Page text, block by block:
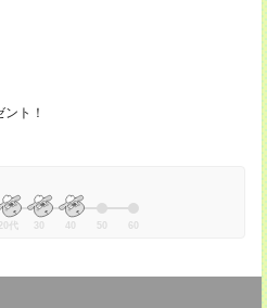
ト！
20代 30 40 50 60